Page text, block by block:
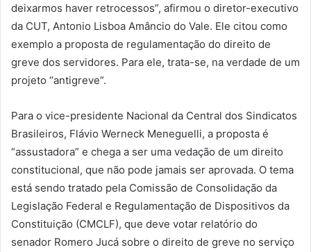
deixarmos haver retrocessos”, afirmou o diretor-executivo
da CUT, Antonio Lisboa Amâncio do Vale. Ele citou como
exemplo a proposta de regulamentação do direito de
greve dos servidores. Para ele, trata-se, na verdade de um
projeto “antigreve”.
Para o vice-presidente Nacional da Central dos Sindicatos
Brasileiros, Flávio Werneck Meneguelli, a proposta é
“assustadora” e chega a ser uma vedação de um direito
constitucional, que não pode jamais ser aprovada. O tema
está sendo tratado pela Comissão de Consolidação da
Legislação Federal e Regulamentação de Dispositivos da
Constituição (CMCLF), que deve votar relatório do
senador Romero Jucá sobre o direito de greve no serviço